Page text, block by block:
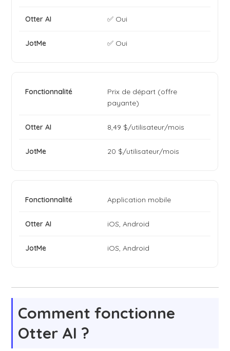
✅ Oui
✅ Oui
Prix de départ (offre
payante)
8,49 $/utilisateur/mois
20 $/utilisateur/mois
Application mobile
iOS, Android
iOS, Android
Comment fonctionne
Otter AI ?